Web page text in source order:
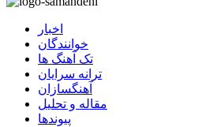
اخبار
خوانندگان
تک آهنگ ها
ترانه سرایان
آهنگسازان
مقاله و تحلیل
پیوندها